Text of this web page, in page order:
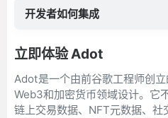
开发者如何集成
立即体验 Adot
Adot是一个由前谷歌工程师创
Web3和加密货币领域设计。它
链上交易数据、NFT元数据、